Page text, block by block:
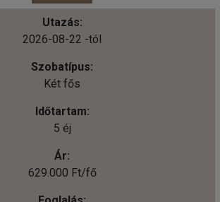
2026-08-22 -tól
Két fős
5 éj
629.000 Ft/fő